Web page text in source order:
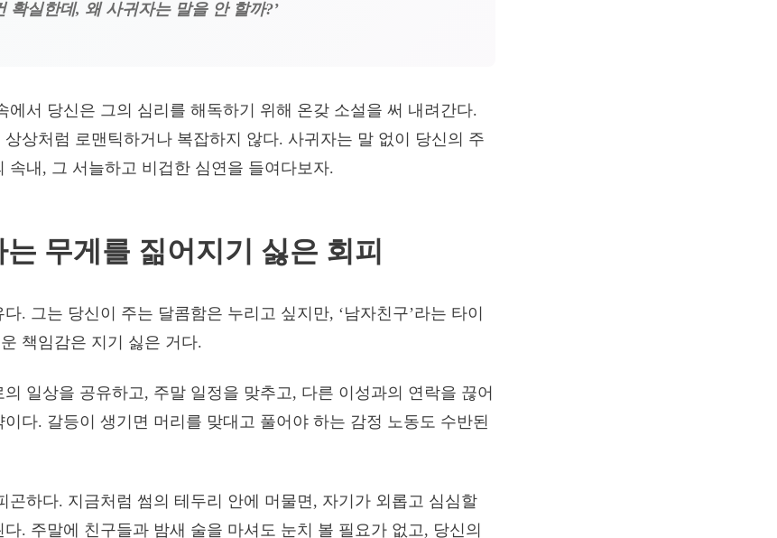
확실한데, 왜 사귀자는 말을 안 할까?’
에서 당신은 그의 심리를 해독하기 위해 온갖 소설을 써 내려간다.
상처럼 로맨틱하거나 복잡하지 않다. 사귀자는 말 없이 당신의 주
속내, 그 서늘하고 비겁한 심연을 들여다보자.
무게를 짊어지기 싫은 회피
. 그는 당신이 주는 달콤함은 누리고 싶지만, ‘남자친구’라는 타이
책임감은 지기 싫은 거다.
일상을 공유하고, 주말 일정을 맞추고, 다른 이성과의 연락을 끊어
다. 갈등이 생기면 머리를 맞대고 풀어야 하는 감정 노동도 수반된
곤하다. 지금처럼 썸의 테두리 안에 머물면, 자기가 외롭고 심심할
. 주말에 친구들과 밤새 술을 마셔도 눈치 볼 필요가 없고, 당신의